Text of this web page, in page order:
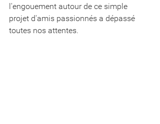
l'engouement autour de ce simple
projet d'amis passionnés a dépassé
toutes nos attentes.